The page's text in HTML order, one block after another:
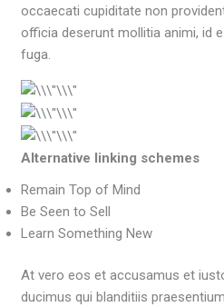
occaecati cupiditate non
officia deserunt mollitia animi, id
fuga.
Alternative linking schemes
Remain Top of Mind
Be Seen to Sell
Learn Something New
At vero eos et accusamus et
ducimus qui blanditiis